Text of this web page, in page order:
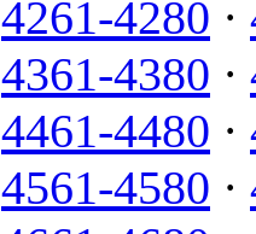
4261-4280 ·
4361-4380 ·
4461-4480 ·
4561-4580 ·